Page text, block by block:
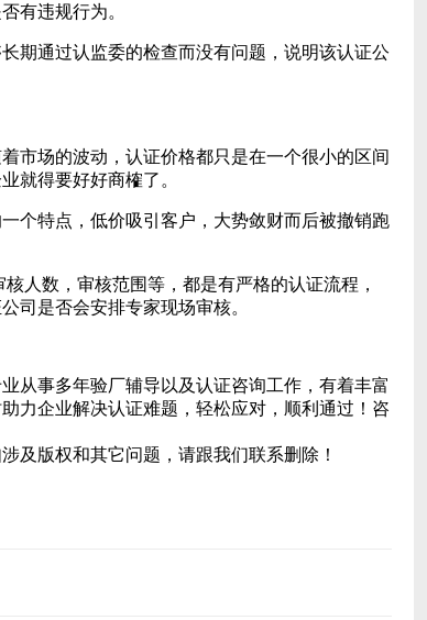
有违规行为。
期通过认监委的检查而没有问题，说明该认证公
市场的波动，认证价格都只是在一个很小的区间
就得要好好商榷了。
个特点，低价吸引客户，大势敛财而后被撤销跑
人数，审核范围等，都是有严格的认证流程，
司是否会安排专家现场审核。
从事多年验厂辅导以及认证咨询工作，有着丰富
力企业解决认证难题，轻松应对，顺利通过！咨
及版权和其它问题，请跟我们联系删除！